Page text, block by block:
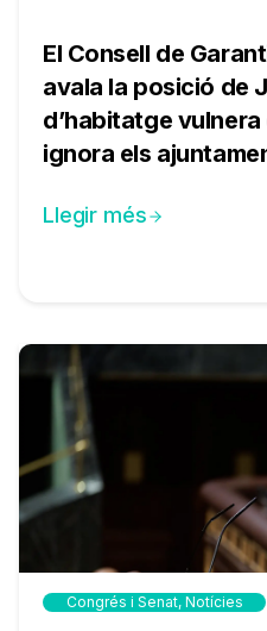
El Consell de
avala la posició de
d’habitatge
ignora els
Llegir més
Congrés i Senat, Notícies